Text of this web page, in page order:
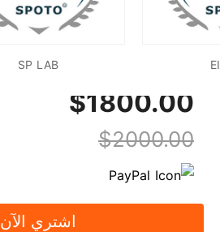
SP LAB
$1800.00
$2000.00
اشتري الآن